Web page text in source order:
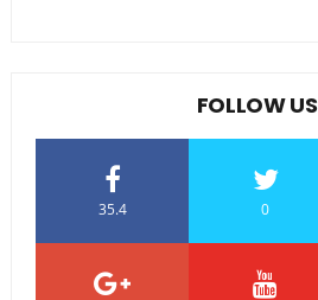
FOLLOW US
35.4 0